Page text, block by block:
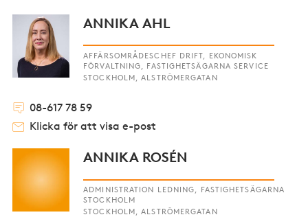
ANNIKA AHL
AFFÄRSOMRÅDESCHEF DRIFT, EKONOMISK
FÖRVALTNING, FASTIGHETSÄGARNA SERVICE
STOCKHOLM, ALSTRÖMERGATAN
08-617 78 59
Klicka för att visa e-post
ANNIKA ROSÉN
ADMINISTRATION LEDNING, FASTIGHETSÄGARNA
STOCKHOLM
STOCKHOLM, ALSTRÖMERGATAN